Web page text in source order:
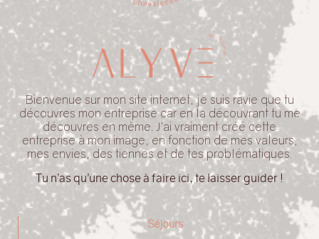
Bienvenue sur mon site internet, je suis ravie que tu
découvres mon entreprise car en la découvrant tu me
découvres en même. J’ai vraiment créé cette
entreprise à mon image, en fonction de mes valeurs,
mes envies, des tiennes et de tes problématiques.
Tu n’as qu’une chose à faire ici, te laisser guider !
Séjours